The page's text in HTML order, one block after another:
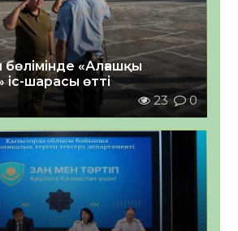
«Алғашқы
іс-шарасы өтті
23 0